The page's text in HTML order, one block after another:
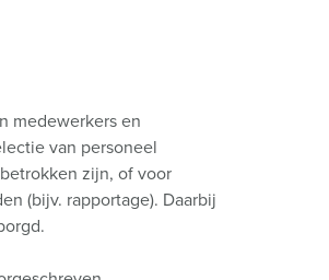
medewerkers en
van personeel
zijn, of voor
(bijv. rapportage). Daarbij